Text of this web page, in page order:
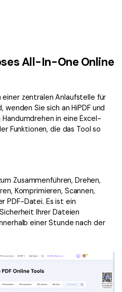
All-In-One Online
einer zentralen Anlaufstelle für
wenden Sie sich an HiPDF und
in eine Excel-
Funktionen, die das Tool so
Zusammenführen, Drehen,
Komprimieren, Scannen,
PDF-Datei. Es ist ein
Ihrer Dateien
einer Stunde nach der